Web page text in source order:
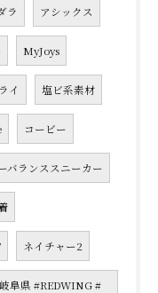
ラ アシックス
MyJoys
イ 塩ビ系素材
コービー
バランススニーカー
ネイチャー2
阜県 #REDWING #